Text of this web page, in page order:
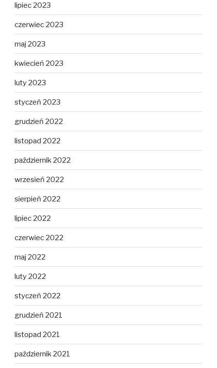
lipiec 2023
czerwiec 2023
maj 2023
kwiecień 2023
luty 2023
styczeń 2023
grudzień 2022
listopad 2022
październik 2022
wrzesień 2022
sierpień 2022
lipiec 2022
czerwiec 2022
maj 2022
luty 2022
styczeń 2022
grudzień 2021
listopad 2021
październik 2021